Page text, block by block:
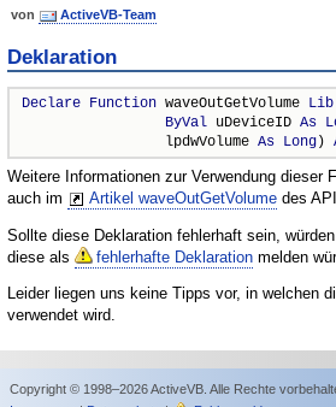
von ActiveVB-Team
Deklaration
Declare Function waveOutGetVolume Lib
ByVal uDeviceID As
                 lpdwVolume
As Long)
Weitere Informationen zur Verwendung dieser
auch im
Artikel waveOutGetVolume des
Sollte diese Deklaration fehlerhaft sein,
diese als
fehlerhafte Deklaration melden
Leider liegen uns keine Tipps vor, in welchen
verwendet wird.
Copyright © 1998–2026 ActiveVB. Alle Rechte